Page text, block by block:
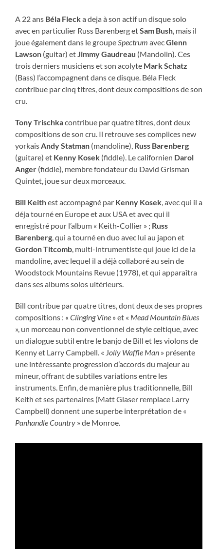
A 22 ans Béla Flecka deja à son actif un disque solo
avec en particulier Russ Barenberg etSam Bush , mais il
joue également dans le groupe Spectrum avecGlenn
Lawson (guitar) et Jimmy Gaudreau (Mandolin). Ces
trois derniers musiciens et son acolyte Mark Schatz
(Bass) l’accompagnent dans ce disque. Béla Fleck
contribue par cinq titres, dont deux compositions de son
cru.
Tony Trischkacontribue par quatre titres, dont deux
compositions de son cru. Il retrouve ses complices new
yorkais Andy Statman (mandoline), Russ Barenberg
(guitare) et Kenny Kosek (fiddle). Le californien Darol
Anger (fiddle), membre fondateur du David Grisman
Quintet, joue sur deux morceaux.
Bill Keithest accompagné par Kenny Kosek , avec qui il a
déja tourné en Europe et aux USA et avec qui il
enregistré pour l’album « Keith-Collier » ; Russ
Barenberg , qui a tourné en duo avec lui au japon et
Gordon Titcomb , multi-intrumentiste qui joue ici de la
mandoline, avec lequel il a déjà collaboré au sein de
Woodstock Mountains Revue (1978), et qui apparaîtra
dans ses albums solos ultérieurs.
Bill contribue par quatre titres, dont deux de ses propres
compositions : «Clinging Vine » et « Mead Mountain Blues
», un morceau non conventionnel de style celtique, avec
un dialogue subtil entre le banjo de Bill et les violons de
Kenny et Larry Campbell. « Jolly Waffle Man » présente
une intéressante progression d’accords du majeur au
mineur, offrant de subtiles variations entre les
instruments. Enfin, de manière plus traditionnelle, Bill
Keith et ses partenaires (Matt Glaser remplace Larry
Campbell) donnent une superbe interprétation de «
Panhandle Country » de Monroe.